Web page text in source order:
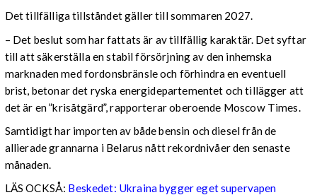
Det tillfälliga tillståndet gäller till sommaren 2027.
– Det beslut som har fattats är av tillfällig karaktär. Det syftar
till att säkerställa en stabil försörjning av den inhemska
marknaden med fordonsbränsle och förhindra en eventuell
brist, betonar det ryska energidepartementet och tillägger att
det är en ”krisåtgärd”, rapporterar oberoende Moscow Times.
Samtidigt har importen av både bensin och diesel från de
allierade grannarna i Belarus nått rekordnivåer den senaste
månaden.
LÄS OCKSÅ: Beskedet: Ukraina bygger eget supervapen